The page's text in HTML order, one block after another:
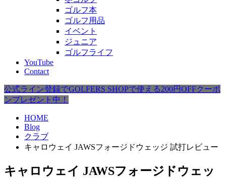
ゴルフ本
ゴルフ用品
イベント
ジュニア
ゴルフライフ
YouTube
Contact
公式ライン登録でGOLFERS SHOPで使える200円OFFクーポ
ンプレゼント中！
HOME
Blog
クラブ
キャロウェイ JAWSフォージドウェッジ 試打レビュー
キャロウェイ JAWSフォージドウェッ